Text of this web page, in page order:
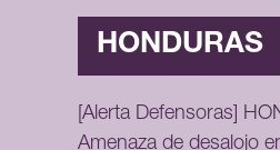
HONDURAS
[Alerta Defensoras]
Amenaza de desalojo